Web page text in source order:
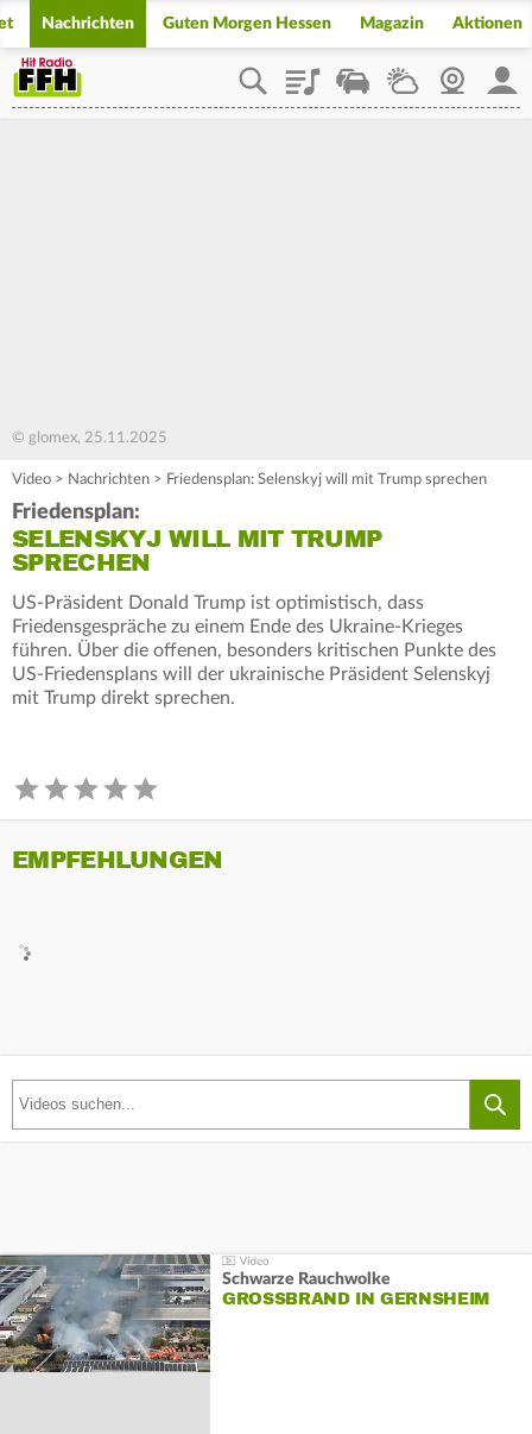
Nachrichten Guten Morgen Hessen Magazin Aktionen
PlaylistStaupilotWetterWebcam
© glomex, 25.11.2025
Video > Nachrichten > Friedensplan: Selenskyj will mit Trump sprechen
Friedensplan:
SELENSKYJ WILL MIT TRUMP
SPRECHEN
US-Präsident Donald Trump ist optimistisch, dass
Friedensgespräche zu einem Ende des Ukraine-Krieges
führen. Über die offenen, besonders kritischen Punkte des
US-Friedensplans will der ukrainische Präsident Selenskyj
mit Trump direkt sprechen.
EMPFEHLUNGEN
Schwarze Rauchwolke
GROSSBRAND IN GERNSHEIM